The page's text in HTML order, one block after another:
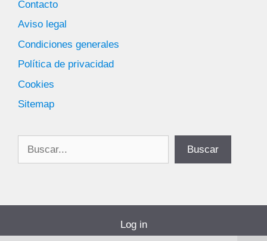
Contacto
Aviso legal
Condiciones generales
Política de privacidad
Cookies
Sitemap
Buscar
Log in